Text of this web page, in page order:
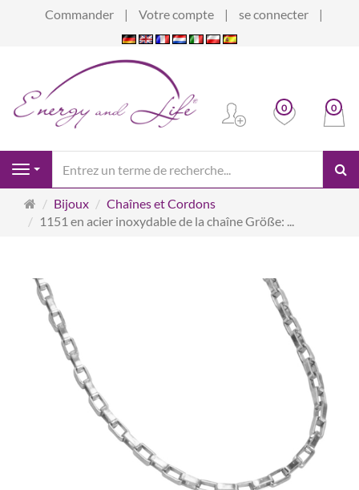
Commander Votre compte se connecter
0 0
Navigation
Page
d'accueil
Bijoux
Chaînes et Cordons
1151 en acier inoxydable de la chaîne Größe: ...